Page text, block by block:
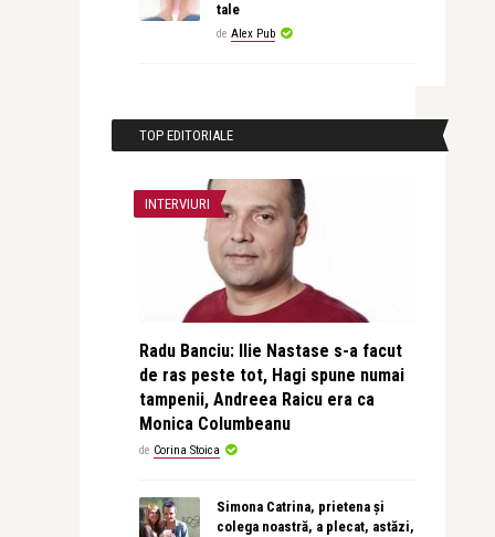
tale
de Alex Pub
TOP EDITORIALE
INTERVIURI
Radu Banciu: Ilie Nastase s-a facut
de ras peste tot, Hagi spune numai
tampenii, Andreea Raicu era ca
Monica Columbeanu
de Corina Stoica
Simona Catrina, prietena și
colega noastră, a plecat, astăzi,